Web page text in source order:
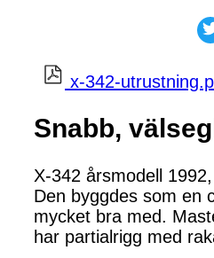
x-342-
Snabb,
X-342 årsmodell
Den byggdes som en
mycket bra med.
har partialrigg med